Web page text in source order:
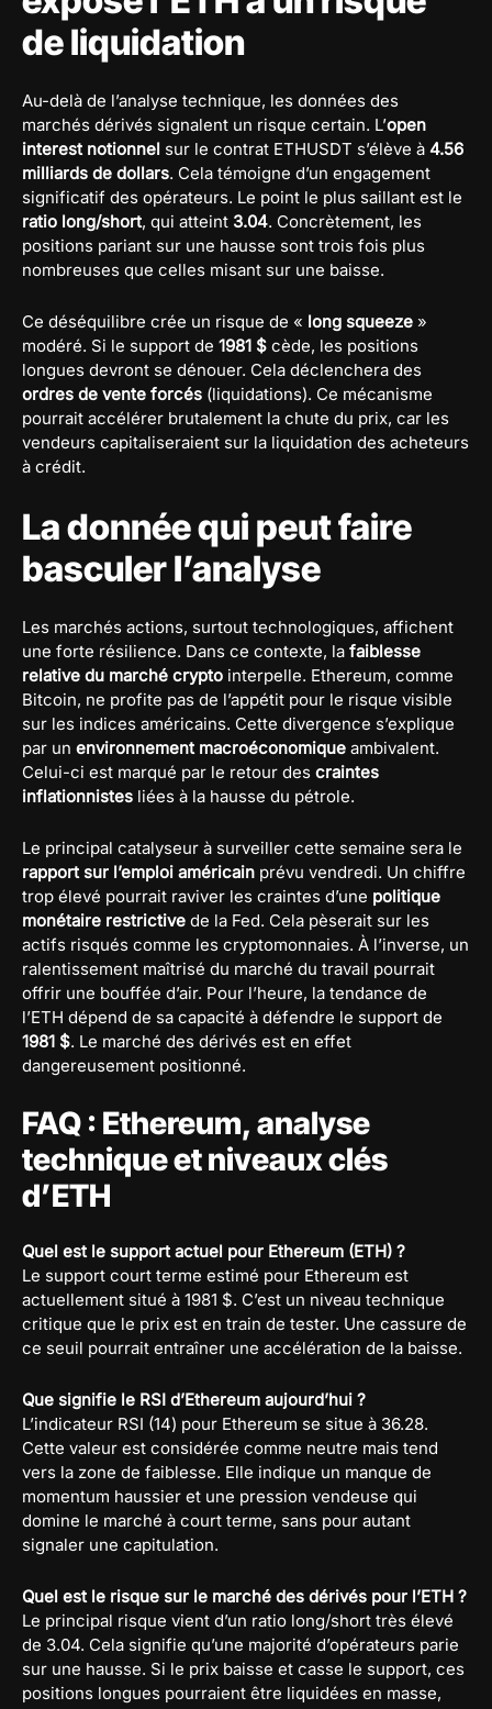
de liquidation
Au-delà de l’analyse technique, les données des
marchés dérivés signalent un risque certain. L’open
interest notionnel sur le contrat ETHUSDT s’élève à 4.56
milliards de dollars. Cela témoigne d’un engagement
significatif des opérateurs. Le point le plus saillant est le
ratio long/short, qui atteint 3.04. Concrètement, les
positions pariant sur une hausse sont trois fois plus
nombreuses que celles misant sur une baisse.
Ce déséquilibre crée un risque de « long squeeze »
modéré. Si le support de 1981 $ cède, les positions
longues devront se dénouer. Cela déclenchera des
ordres de vente forcés (liquidations). Ce mécanisme
pourrait accélérer brutalement la chute du prix, car les
vendeurs capitaliseraient sur la liquidation des acheteurs
à crédit.
La donnée qui peut faire
basculer l’analyse
Les marchés actions, surtout technologiques, affichent
une forte résilience. Dans ce contexte, la faiblesse
relative du marché crypto interpelle. Ethereum, comme
Bitcoin, ne profite pas de l’appétit pour le risque visible
sur les indices américains. Cette divergence s’explique
par un environnement macroéconomique ambivalent.
Celui-ci est marqué par le retour des craintes
inflationnistes liées à la hausse du pétrole.
Le principal catalyseur à surveiller cette semaine sera le
rapport sur l’emploi américain prévu vendredi. Un chiffre
trop élevé pourrait raviver les craintes d’une politique
monétaire restrictive de la Fed. Cela pèserait sur les
actifs risqués comme les cryptomonnaies. À l’inverse, un
ralentissement maîtrisé du marché du travail pourrait
offrir une bouffée d’air. Pour l’heure, la tendance de
l’ETH dépend de sa capacité à défendre le support de
1981 $. Le marché des dérivés est en effet
dangereusement positionné.
FAQ : Ethereum, analyse
technique et niveaux clés
d’ETH
Quel est le support actuel pour Ethereum (ETH) ?
Le support court terme estimé pour Ethereum est
actuellement situé à 1981 $. C’est un niveau technique
critique que le prix est en train de tester. Une cassure de
ce seuil pourrait entraîner une accélération de la baisse.
Que signifie le RSI d’Ethereum aujourd’hui ?
L’indicateur RSI (14) pour Ethereum se situe à 36.28.
Cette valeur est considérée comme neutre mais tend
vers la zone de faiblesse. Elle indique un manque de
momentum haussier et une pression vendeuse qui
domine le marché à court terme, sans pour autant
signaler une capitulation.
Quel est le risque sur le marché des dérivés pour l’ETH ?
Le principal risque vient d’un ratio long/short très élevé
de 3.04. Cela signifie qu’une majorité d’opérateurs parie
sur une hausse. Si le prix baisse et casse le support, ces
positions longues pourraient être liquidées en masse,